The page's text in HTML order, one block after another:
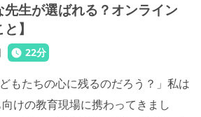
生が選ばれる？オンライン
】
22分
もたちの心に残るのだろう？」私は
けの教育現場に携わってきまし